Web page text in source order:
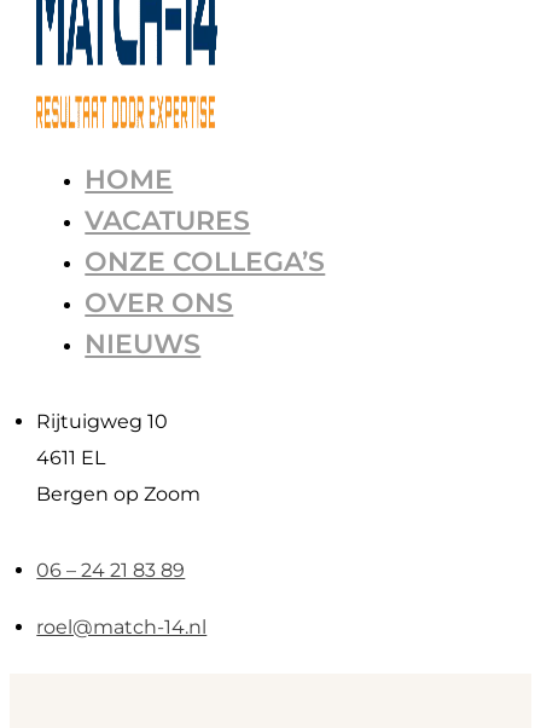
HOME
VACATURES
ONZE COLLEGA’S
OVER ONS
NIEUWS
Rijtuigweg 10
4611 EL
Bergen op Zoom
06 – 24 21 83 89
roel@match-14.nl